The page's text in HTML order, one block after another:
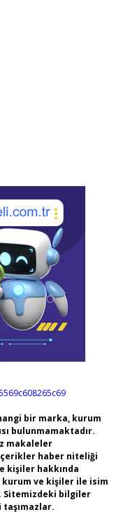
bir marka, kurum
bulunmamaktadır.
makaleler
haber niteliği
kişiler hakkında
kurum ve kişiler ile isim
Sitemizdeki bilgiler